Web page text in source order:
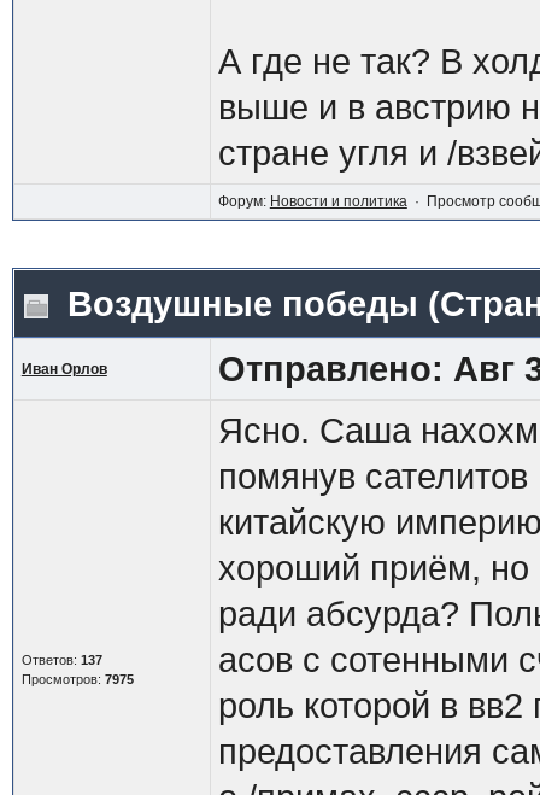
А где не так? В
выше и в австрию
стране угля и /
Форум: Новости и политика· Просмотр
Воздушные победы
Иван Орлов Отправлено: Авг
Ответов: 137
Просмотров: 7975
Ясно. Саша
помянув
китайскую
хороший приём, но
ради абсурда?
асов с сотенными
роль которой в
предоставления